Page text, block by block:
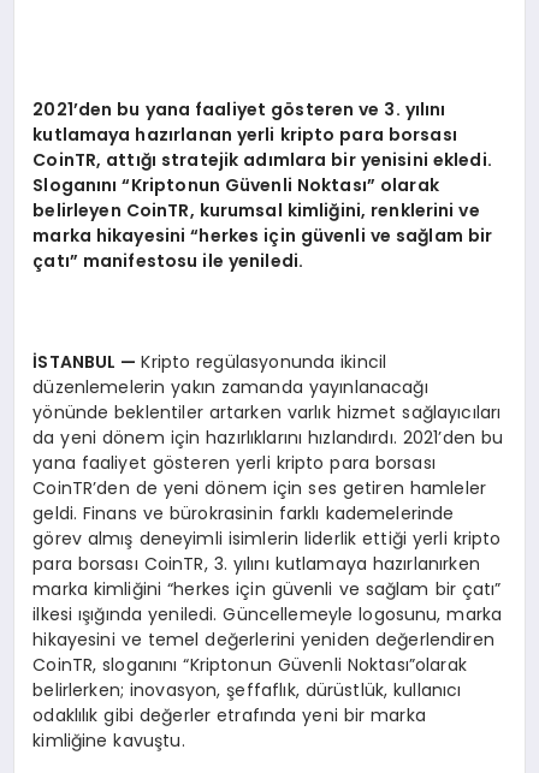
2021’den bu yana faaliyet gösteren ve 3. yılını
kutlamaya hazırlanan yerli kripto para borsası
CoinTR, attığı stratejik adımlara bir yenisini ekledi.
Sloganını “Kriptonun Güvenli Noktası” olarak
belirleyen CoinTR, kurumsal kimliğini, renklerini ve
marka hikayesini“herkes için güvenli ve sağlam bir
çatı” manifestosu ile yeniledi.
İSTANBUL —Kripto regülasyonunda ikincil
düzenlemelerin yakın zamanda yayınlanacağı
yönünde beklentiler artarken varlık hizmet sağlayıcıları
da yeni dönem için hazırlıklarını hızlandırdı. 2021’den bu
yana faaliyet gösteren yerli kripto para borsası
CoinTR’den de yeni dönem için ses getiren hamleler
geldi. Finans ve bürokrasinin farklı kademelerinde
görev almış deneyimli isimlerin liderlik ettiği yerli kripto
para borsası CoinTR, 3. yılını kutlamaya hazırlanırken
marka kimliğini “herkes için güvenli ve sağlam bir çatı”
ilkesi ışığında yeniledi. Güncellemeyle logosunu, marka
hikayesini ve temel değerlerini yeniden değerlendiren
CoinTR, sloganını “Kriptonun Güvenli Noktası”olarak
belirlerken; inovasyon, şeffaflık, dürüstlük, kullanıcı
odaklılık gibi değerler etrafında yeni bir marka
kimliğine kavuştu.